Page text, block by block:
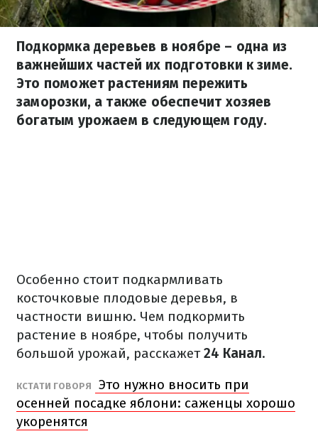
Подкормка деревьев в ноябре – одна из
важнейших частей их подготовки к зиме.
Это поможет растениям пережить
заморозки, а также обеспечит хозяев
богатым урожаем в следующем году.
Особенно стоит подкармливать
косточковые плодовые деревья, в
частности вишню. Чем подкормить
растение в ноябре, чтобы получить
большой урожай, расскажет24 Канал.
КСТАТИ ГОВОРЯ
Это нужно вносить при
осенней посадке яблони: саженцы хорошо
укоренятся